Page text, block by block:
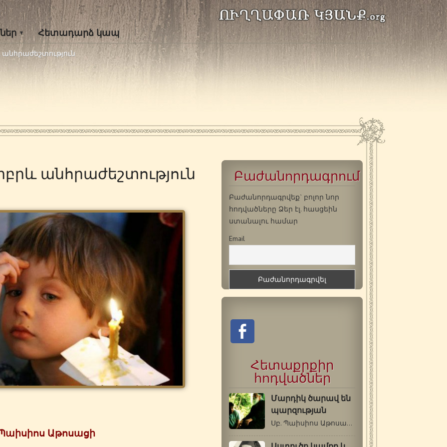
Հետադարձ կապ
անհրաժեշտություն
Աթոսացի
Բաժանորդագրում
Բաժանորդագրվեք` բոլոր նոր
հոդվածները Ձեր էլ. հասցեին
ստանալու համար
Email
Հետաքրքիր
հոդվածներ
Մարդիկ ծարավ են
պարզության
Սբ. Պաիսիոս Աթոսացի Լավն այն է, որ…